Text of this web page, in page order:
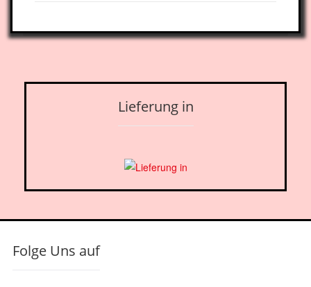
Lieferung in
Folge Uns auf